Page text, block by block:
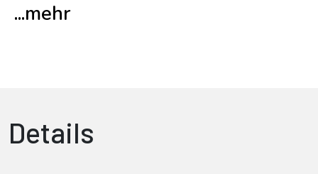
...mehr
Details